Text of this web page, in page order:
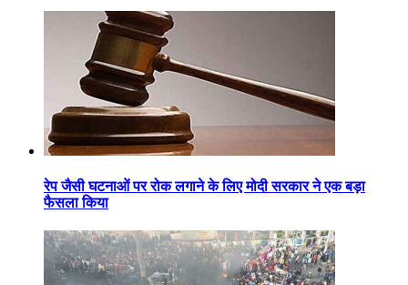
रेप जैसी घटनाओं पर रोक लगाने के लिए मोदी सरकार ने एक बड़ा
फैसला किया